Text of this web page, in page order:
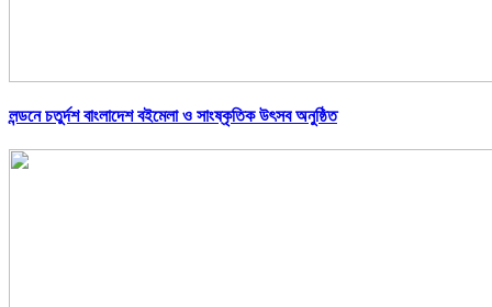
লন্ডনে চতুর্দশ বাংলাদেশ বইমেলা ও সাংষ্কৃতিক উৎসব অনুষ্ঠিত